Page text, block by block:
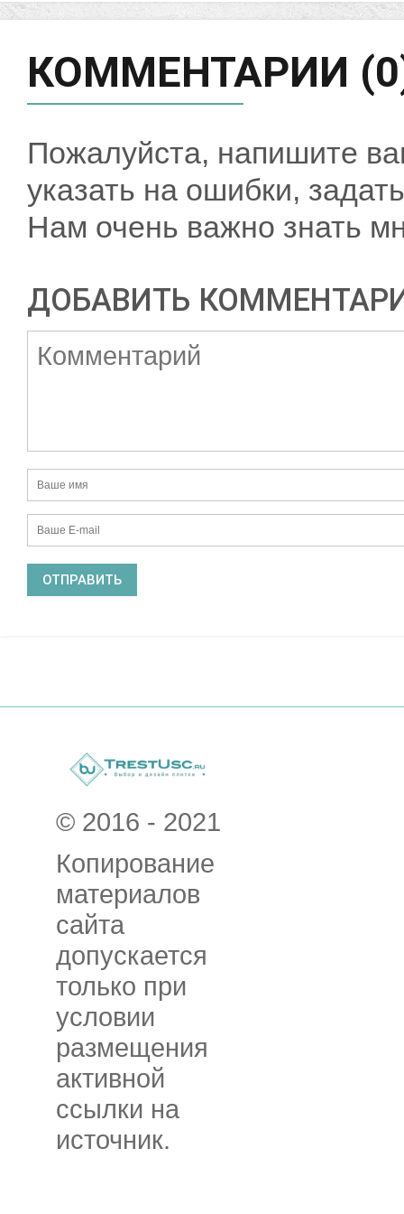
КОММЕНТАРИИ
Пожалуйста, напишите
указать на ошибки,
Нам очень важно знать
ДОБАВИТЬ
© 2016 - 2021
Копирование
материалов
сайта
допускается
только при
условии
размещения
активной
ссылки на
источник.